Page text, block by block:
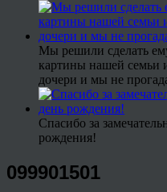
Мы решили сделать
картины нашей семьи
дочери и мы не
Спасибо за
рождения!
099901501